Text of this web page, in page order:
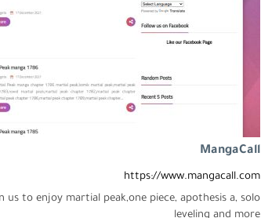
MangaCall
https://www.mangacall.com
us to enjoy martial peak,one piece, apothesis a, solo
leveling and more